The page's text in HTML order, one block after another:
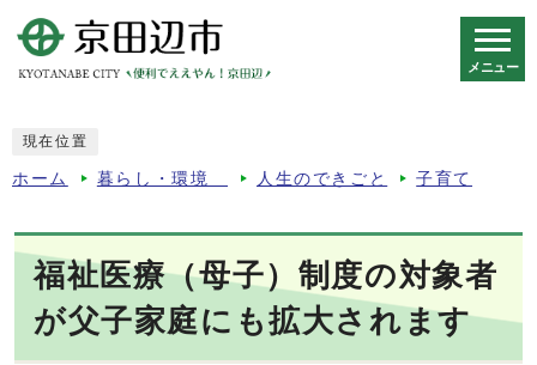
メニュー
現在位置
ホーム 暮らし・環境 人生のできごと 子育て
福祉医療（母子）制度の対象者
が父子家庭にも拡大されます